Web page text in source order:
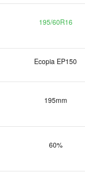
195/60R16
Ecopia EP150
195mm
60%